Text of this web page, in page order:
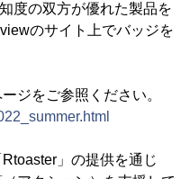
度の双方が優れた製品を
のサイト上でバッジを
ジをご参照ください。
」の提供を通じ